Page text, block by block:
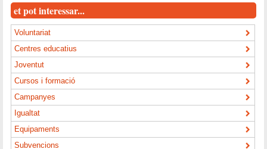
et pot interessar...
Voluntariat
Centres educatius
Joventut
Cursos i formació
Campanyes
Igualtat
Equipaments
Subvencions